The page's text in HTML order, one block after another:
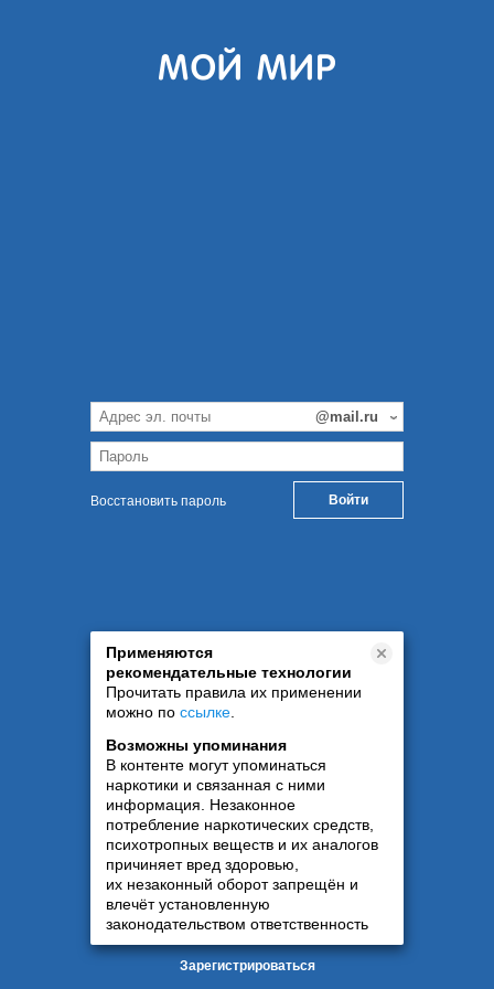
Восстановить пароль
Применяются
рекомендательные технологии
Прочитать правила их применении
можно по ссылке
Возможны упоминания
В контенте могут упоминаться
наркотики и связанная с ними
информация. Незаконное
потребление наркотических средств,
психотропных веществ и их аналогов
причиняет вред здоровью,
их незаконный оборот запрещён и
влечёт установленную
законодательством ответственность
Зарегистрироваться